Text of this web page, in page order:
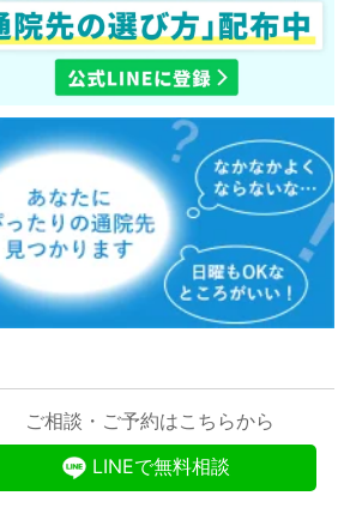
ご相談・ご予約はこちらから
LINEで無料相談